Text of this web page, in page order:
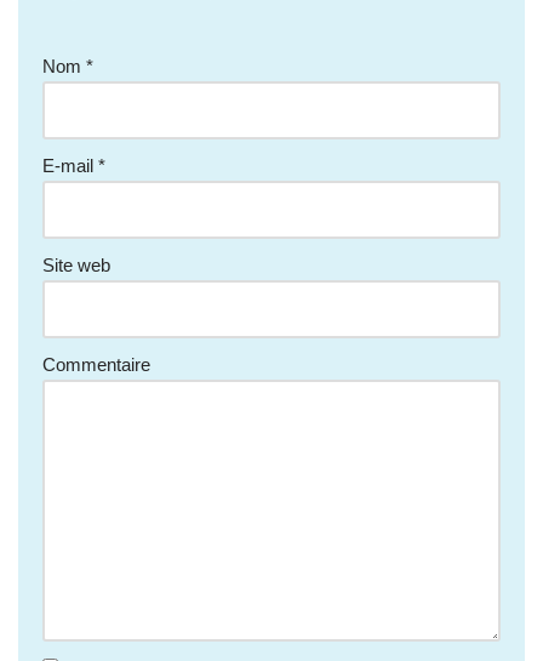
Nom *
E-mail *
Site web
Commentaire